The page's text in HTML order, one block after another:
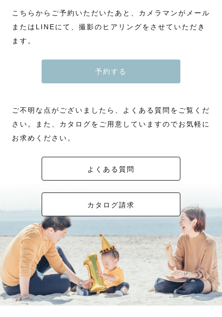
こちらからご予約いただいたあと、カメラマンがメール
またはLINEにて、撮影のヒアリングをさせていただき
ます。
予約する
ご不明な点がございましたら、よくある質問をご覧くだ
さい。また、カタログをご用意していますのでお気軽に
お求めください。
よくある質問
カタログ請求